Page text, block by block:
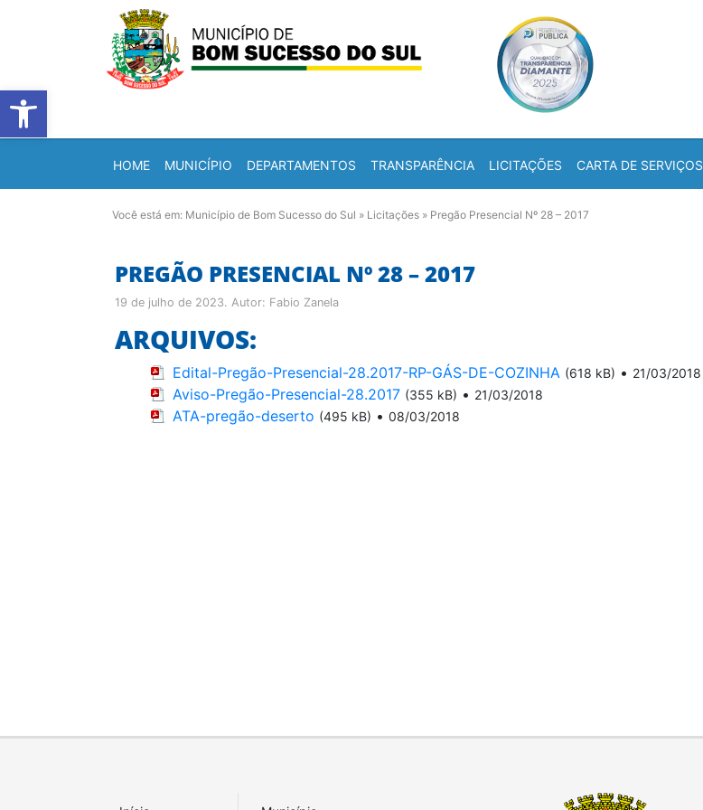
Barra de Ferramentas Aberta
HOME MUNICÍPIO DEPARTAMENTOS TRANSPARÊNCIA LICITAÇÕES CARTA DE SERVIÇOS
Você está em: Município de Bom Sucesso do Sul » Licitações » Pregão Presencial Nº 28 – 2017
PREGÃO PRESENCIAL Nº 28 – 2017
19 de julho de 2023. Autor: Fabio Zanela
ARQUIVOS:
Edital-Pregão-Presencial-28.2017-RP-GÁS-DE-COZINHA (618 kB) • 21/03/2018
Aviso-Pregão-Presencial-28.2017 (355 kB) • 21/03/2018
ATA-pregão-deserto (495 kB) • 08/03/2018